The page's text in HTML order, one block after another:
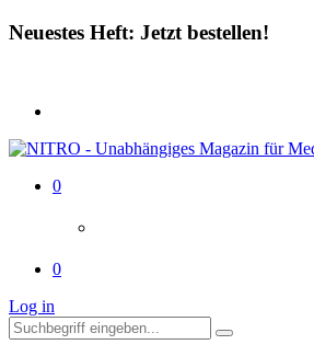
Neuestes Heft: Jetzt bestellen!
0
0
Log in